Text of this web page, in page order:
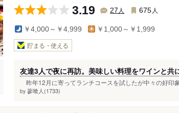
3.19 27 人 675 人
￥4,000～￥4,999 ￥1,000～￥1,999
貯まる・使える
友達3人で夜に再訪。美味しい料理をワインと共
昨年12月に寄ってランチコースを試したが中々の好印
by 蓼喰人(1733)